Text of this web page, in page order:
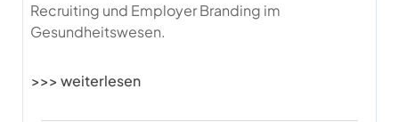
Recruiting und Employer Branding im
Gesundheitswesen.
>>> weiterlesen